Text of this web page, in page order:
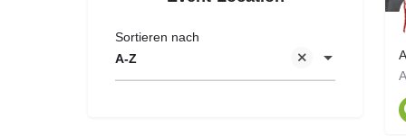
A-Z
Sortieren nach